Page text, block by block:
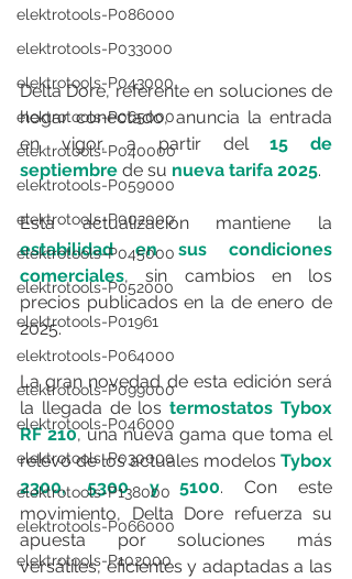
elektrotools-P086000
elektrotools-P033000
elektrotools-P043000
elektrotools-P065000
elektrotools-P040000
elektrotools-P059000
elektrotools-P002000
elektrotools-P045000
elektrotools-P052000
elektrotools-P01961
elektrotools-P064000
elektrotools-P099000
elektrotools-P046000
elektrotools-P030000
elektrotools-P138000
elektrotools-P066000
elektrotools-P102000
Delta Dore, referente en soluciones de
hogar conectado, anuncia la entrada
en vigor, a partir del 15 de
septiembre de su nueva tarifa 2025.
estabilidad en sus condiciones
comerciales, sin cambios en los
precios publicados en la de enero de
2025.
La gran novedad de esta edición será
la llegada de los termostatos Tybox
RF 210, una nueva gama que toma el
relevo de los actuales modelos Tybox
2300, 5300 y 5100. Con este
movimiento, Delta Dore refuerza su
apuesta por soluciones más
versátiles, eficientes y adaptadas a las